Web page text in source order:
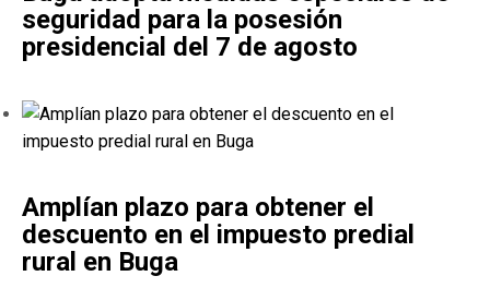
seguridad para la posesión
presidencial del 7 de agosto
Amplían plazo para obtener el
descuento en el impuesto predial
rural en Buga